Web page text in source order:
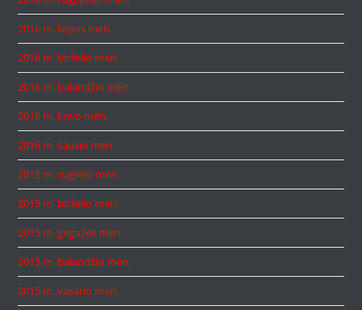
2016 m. liepos mėn.
2016 m. birželio mėn.
2016 m. balandžio mėn.
2016 m. kovo mėn.
2016 m. sausio mėn.
2015 m. rugsėjo mėn.
2015 m. birželio mėn.
2015 m. gegužės mėn.
2015 m. balandžio mėn.
2015 m. vasario mėn.